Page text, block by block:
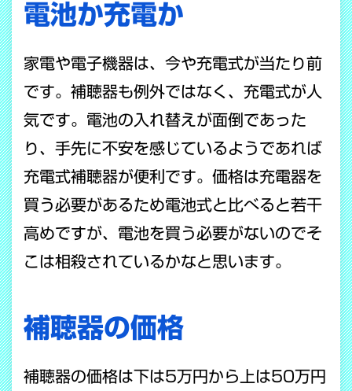
電池か充電か
家電や電子機器は、今や充電式が当たり前
です。補聴器も例外ではなく、充電式が人
気です。電池の入れ替えが面倒であった
り、手先に不安を感じているようであれば
充電式補聴器が便利です。価格は充電器を
買う必要があるため電池式と比べると若干
高めですが、電池を買う必要がないのでそ
こは相殺されているかなと思います。
補聴器の価格
補聴器の価格は下は5万円から上は50万円